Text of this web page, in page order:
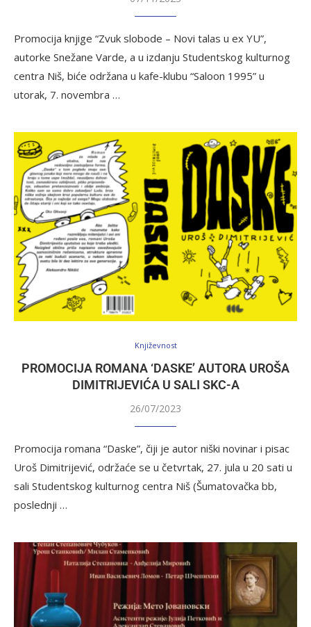
Promocija knjige “Zvuk slobode – Novi talas u ex YU”,
autorke Snežane Varde, a u izdanju Studentskog kulturnog
centra Niš, biće održana u kafe-klubu “Saloon 1995” u
utorak, 7. novembra …
Književnost
PROMOCIJA ROMANA ‘DASKE’ AUTORA UROŠA
DIMITRIJEVIĆA U SALI SKC-A
26/07/2023
Promocija romana “Daske”, čiji je autor niški novinar i pisac
Uroš Dimitrijević, održaće se u četvrtak, 27. jula u 20 sati u
sali Studentskog kulturnog centra Niš (Šumatovačka bb,
poslednji …